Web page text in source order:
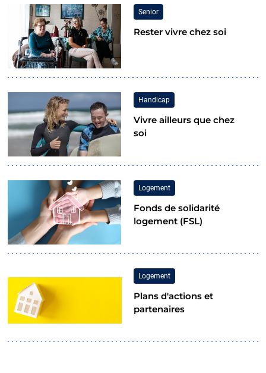
Senior
Rester vivre chez soi
Handicap
Vivre ailleurs que chez
soi
Logement
Fonds de solidarité
logement (FSL)
Logement
Plans d'actions et
partenaires